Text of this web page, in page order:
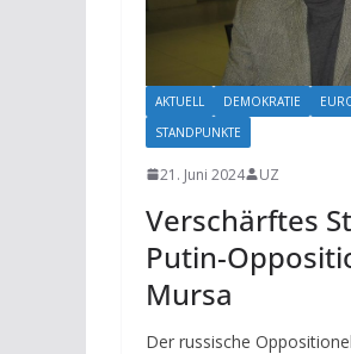
AKTUELL DEMOKRATIE
STANDPUNKTE
21. Juni 2024 UZ
Verschärftes
Putin-
Mursa
Der russische